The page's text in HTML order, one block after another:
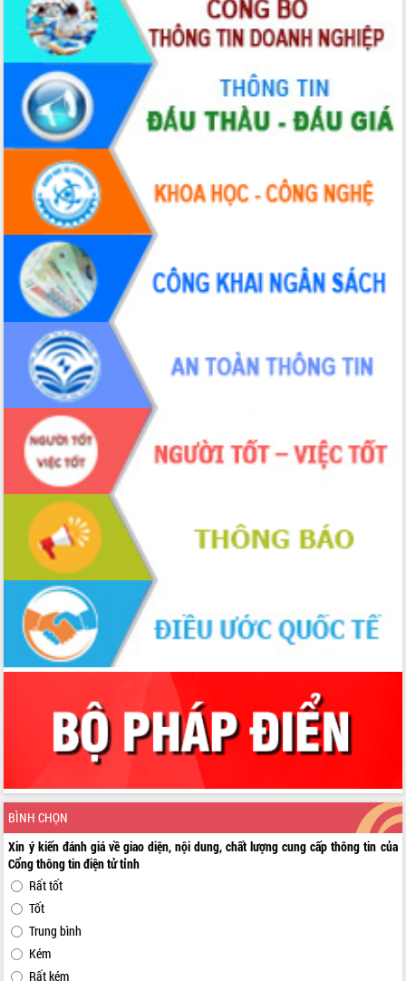
BÌNH CHỌN
Xin ý kiến đánh giá về giao diện, nội dung, chất lượng cung cấp thông tin của
Cổng thông tin điện tử tỉnh
Rất tốt
Tốt
Trung bình
Kém
Rất kém